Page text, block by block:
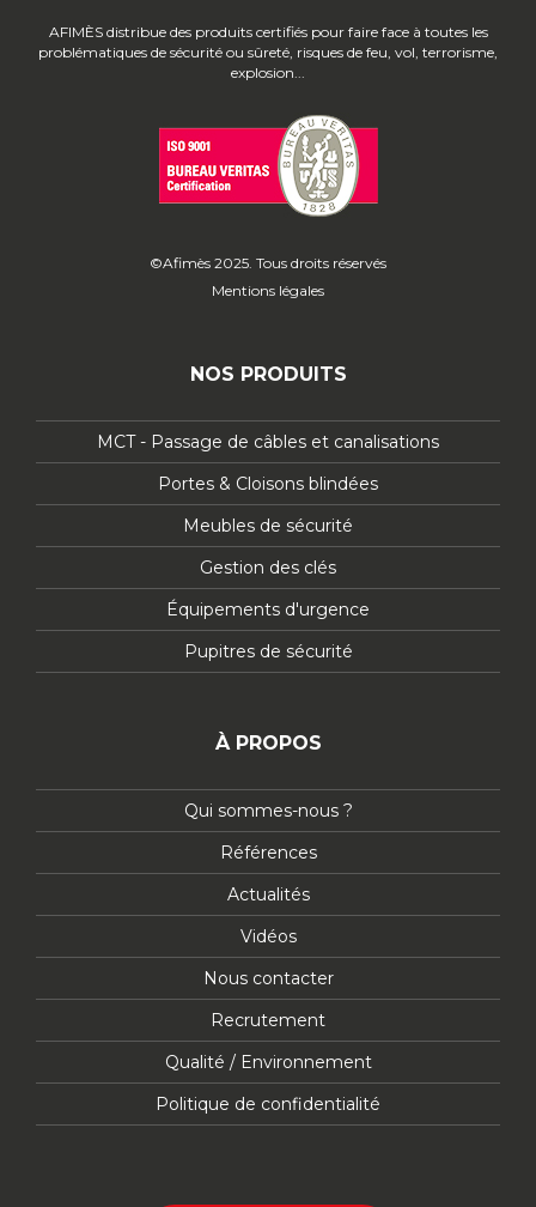
AFIMÈS distribue des produits certifiés pour faire face à toutes les
problématiques de sécurité ou sûreté, risques de feu, vol, terrorisme,
explosion...
©Afimès 2025. Tous droits réservés
Mentions légales
NOS PRODUITS
MCT - Passage de câbles et canalisations
Portes & Cloisons blindées
Meubles de sécurité
Gestion des clés
Équipements d'urgence
Pupitres de sécurité
À PROPOS
Qui sommes-nous ?
Références
Actualités
Vidéos
Nous contacter
Recrutement
Qualité / Environnement
Politique de confidentialité